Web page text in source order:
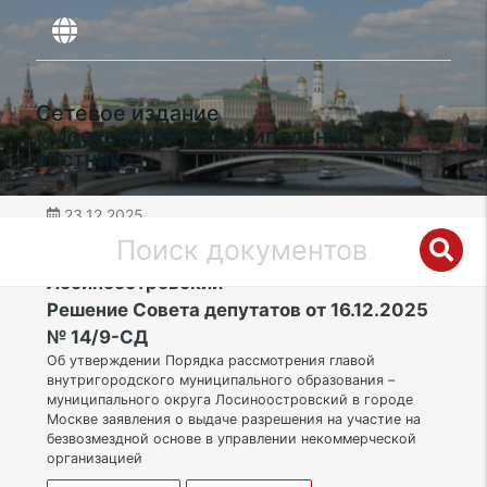
Сетевое издание
«Московский муниципальный
вестник»
23.12.2025
СВАО | Муниципальный округ
Лосиноостровский
Решение Совета депутатов от 16.12.2025
№ 14/9-СД
Об утверждении Порядка рассмотрения главой
внутригородского муниципального образования –
муниципального округа Лосиноостровский в городе
Москве заявления о выдаче разрешения на участие на
безвозмездной основе в управлении некоммерческой
организацией